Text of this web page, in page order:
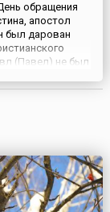
обращения
апостол
был дарован
(Павел) не был
и